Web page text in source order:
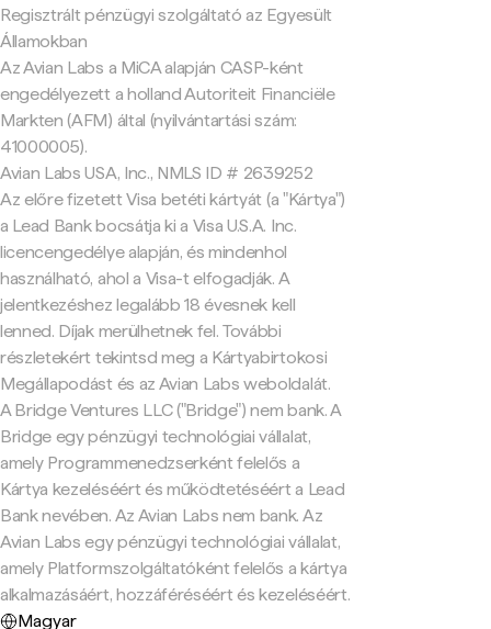
Regisztrált pénzügyi szolgáltató az Egyesült
Államokban
Az Avian Labs a MiCA alapján CASP-ként
engedélyezett a holland Autoriteit Financiële
Markten (AFM) által (nyilvántartási szám:
41000005).
Avian Labs USA, Inc., NMLS ID # 2639252
Az előre fizetett Visa betéti kártyát (a "Kártya")
a Lead Bank bocsátja ki a Visa U.S.A. Inc.
licencengedélye alapján, és mindenhol
használható, ahol a Visa-t elfogadják. A
jelentkezéshez legalább 18 évesnek kell
lenned. Díjak merülhetnek fel. További
részletekért tekintsd meg a Kártyabirtokosi
Megállapodást és az Avian Labs weboldalát.
A Bridge Ventures LLC ("Bridge") nem bank. A
Bridge egy pénzügyi technológiai vállalat,
amely Programmenedzserként felelős a
Kártya kezeléséért és működtetéséért a Lead
Bank nevében. Az Avian Labs nem bank. Az
Avian Labs egy pénzügyi technológiai vállalat,
amely Platformszolgáltatóként felelős a kártya
alkalmazásáért, hozzáféréséért és kezeléséért.
Magyar